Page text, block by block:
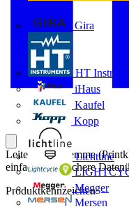
Gira
HT
iHaus
Kaufel
Kopp
Lichtline
Megger
Mersen
Leiterplattenklemme
einfache und sichere
Produktkennzeichen